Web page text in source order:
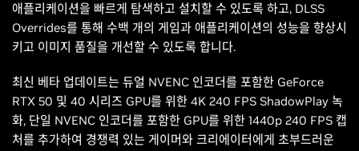
애플리케이션을 빠르게 탐색하고 설치할 수 있도록 하고, DLSS
Overrides를 통해 수백 개의 게임과 애플리케이션의 성능을 향상시
키고 이미지 품질을 개선할 수 있도록 합니다.
최신 베타 업데이트는 듀얼 NVENC 인코더를 포함한 GeForce
RTX 50 및 40 시리즈 GPU를 위한 4K 240 FPS ShadowPlay 녹
화, 단일 NVENC 인코더를 포함한 GPU를 위한 1440p 240 FPS 캡
처를 추가하여 경쟁력 있는 게이머와 크리에이터에게 초부드러운